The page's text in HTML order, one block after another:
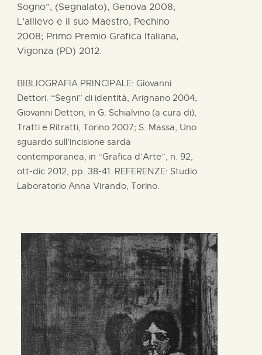
Sogno”, (Segnalato), Genova 2008;
L’allievo e il suo Maestro, Pechino
2008; Primo Premio Grafica Italiana,
Vigonza (PD) 2012.
BIBLIOGRAFIA PRINCIPALE: Giovanni
Dettori. “Segni” di identità, Arignano 2004;
Giovanni Dettori, in G. Schialvino (a cura di),
Tratti e Ritratti, Torino 2007; S. Massa, Uno
sguardo sull’incisione sarda
contemporanea, in “Grafica d’Arte”, n. 92,
ott-dic 2012, pp. 38-41. REFERENZE: Studio
Laboratorio Anna Virando, Torino.